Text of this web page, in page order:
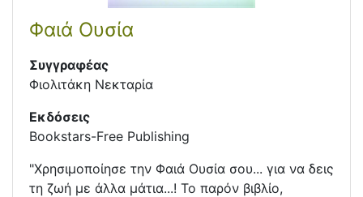
Φαιά Ουσία
Συγγραφέας
Φιολιτάκη Νεκταρία
Εκδόσεις
Bookstars-Free Publishing
"Χρησιμοποίησε την Φαιά Ουσία σου... για να δεις
τη ζωή με άλλα μάτια...! Το παρόν βιβλίο,